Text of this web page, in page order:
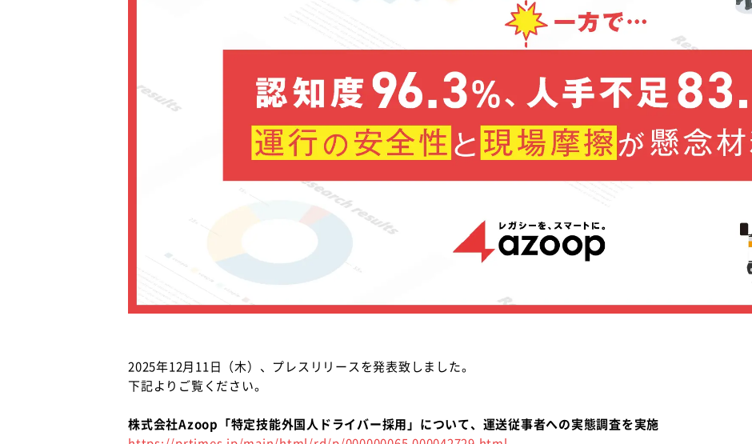
2025年12月11日（木）、プレスリリースを発表致しました。
下記よりご覧ください。
株式会社Azoop「特定技能外国人ドライバー採用」について、運送従事者への実態調査を実施